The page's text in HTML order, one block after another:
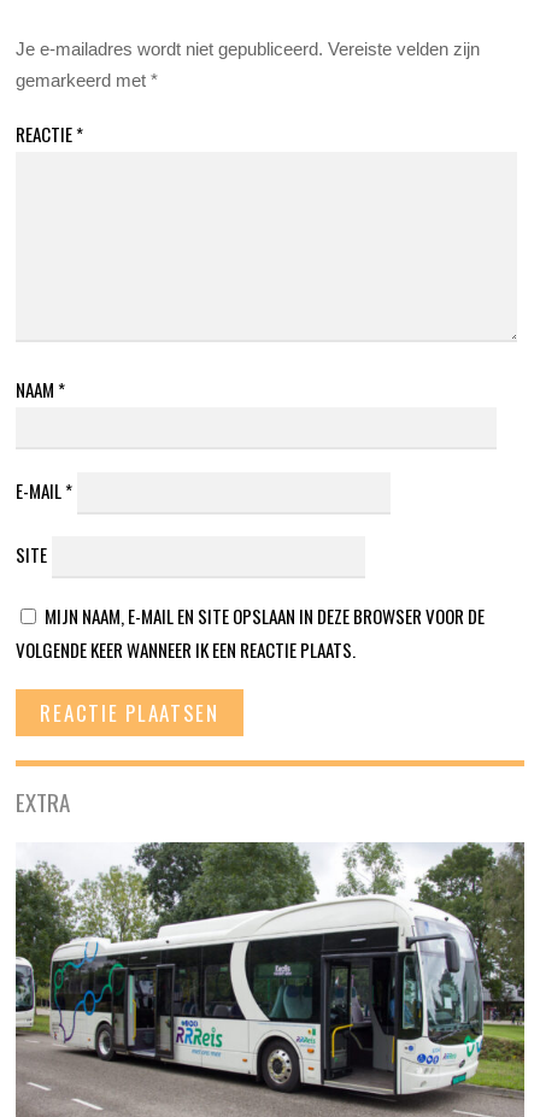
Je e-mailadres wordt niet gepubliceerd. Vereiste velden zijn
gemarkeerd met*
REACTIE*
NAAM *
E-MAIL*
SITE
MIJN NAAM, E-MAIL EN SITE OPSLAAN IN DEZE BROWSER VOOR DE
VOLGENDE KEER WANNEER IK EEN REACTIE PLAATS.
EXTRA